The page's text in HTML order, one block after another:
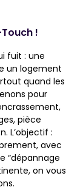
!
fuit : une
un logement
quand les
pour
pièce
L’objectif :
avec
“dépannage
on vous